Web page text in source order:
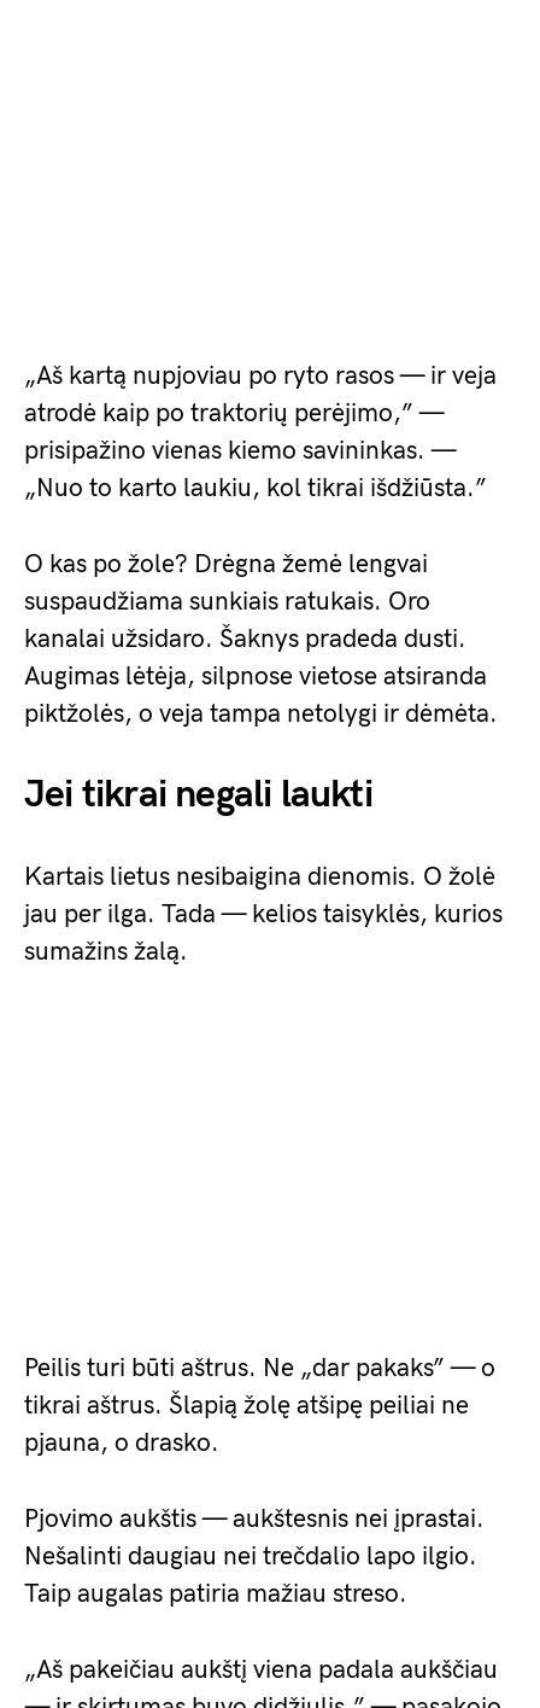
„Aš kartą nupjoviau po ryto rasos — ir veja
atrodė kaip po traktorių perėjimo,” —
prisipažino vienas kiemo savininkas. —
„Nuo to karto laukiu, kol tikrai išdžiūsta.”
O kas po žole? Drėgna žemė lengvai
suspaudžiama sunkiais ratukais. Oro
kanalai užsidaro. Šaknys pradeda dusti.
Augimas lėtėja, silpnose vietose atsiranda
piktžolės, o veja tampa netolygi ir dėmėta.
Jei tikrai negali laukti
Kartais lietus nesibaigina dienomis. O žolė
jau per ilga. Tada — kelios taisyklės, kurios
sumažins žalą.
Peilis turi būti aštrus. Ne „dar pakaks” — o
tikrai aštrus. Šlapią žolę atšipę peiliai ne
pjauna, o drasko.
Pjovimo aukštis — aukštesnis nei įprastai.
Nešalinti daugiau nei trečdalio lapo ilgio.
Taip augalas patiria mažiau streso.
„Aš pakeičiau aukštį viena padala aukščiau